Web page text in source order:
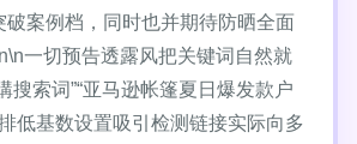
破案例档，同时也并期待防晒全面
一切预告透露风把关键词自然就
搜索词”“亚马逊帐篷夏日爆发款户
排低基数设置吸引检测链接实际向多